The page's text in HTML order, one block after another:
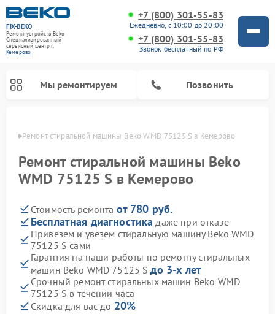
FIX-BEKO
Ремонт устройств Beko
Специализированный
cервисный центр г.
Кемерово
+7 (800) 301-55-83
Ежедневно, с 10:00 до 20:00
+7 (800) 301-55-83
Звонок бесплатный по РФ
Мы ремонтируем Позвонить
Ремонт стиральной машины Beko WMD 75125 S в Кемерово
Ремонт стиральной машины Beko
WMD 75125 S в Кемерово
Стоимость ремонта от 780 руб.
Бесплатная диагностика даже при отказе
Привезем и увезем стиральную машину Beko WMD
75125 S сами
Гарантия на наши работы по ремонту стиральных
машин Beko WMD 75125 Sдо 3-х лет
Срочный ремонт стиральных машин Beko WMD
75125 S в течении часа
Скидка для вас до 20%